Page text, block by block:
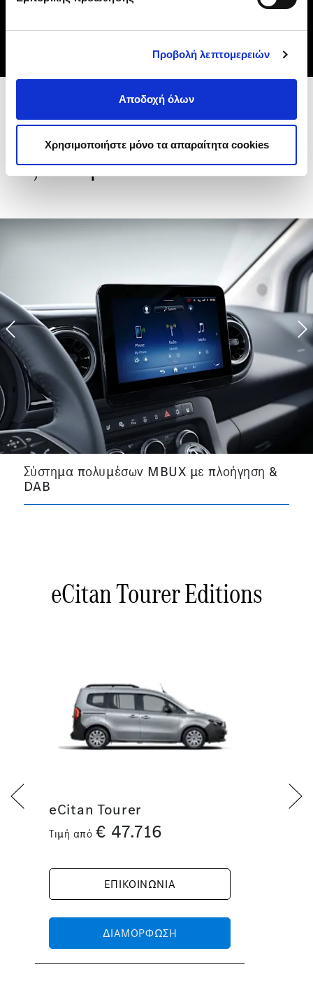
Προβολή λεπτομερειών
Αποδοχή όλων
Χρησιμοποιήστε μόνο τα απαραίτητα cookies
ΚΛΕΊΣΤΕ TEST DRIVE
Βασικά χαρακτηριστικά
εξοπλισμού του eCitan Tourer
Σύστημα πολυμέσων MBUX με πλοήγηση &
DAB
Previous
eCitan Tourer Editions
eCitan Tourer
Τιμή από € 47.716
ΕΠΙΚΟΙΝΩΝΙΑ
ΔΙΑΜΟΡΦΩΣΗ